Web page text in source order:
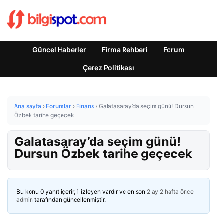
Güncel Haberler Firma Rehberi Forum
Çerez Politikası
Ana sayfa › Forumlar › Finans › Galatasaray’da seçim günü! Dursun
Özbek tarihe geçecek
Galatasaray’da seçim günü!
Dursun Özbek tarihe geçecek
Bu konu 0 yanıt içerir, 1 izleyen vardır ve en son 2 ay 2 hafta önce
admin tarafından güncellenmiştir.